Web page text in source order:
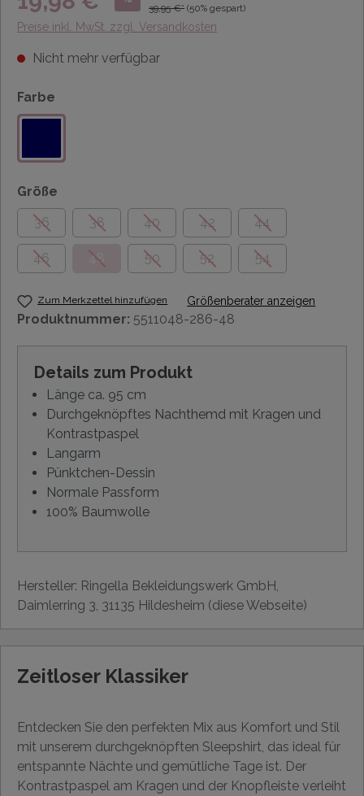
39,95 €* (50% gespart)
Preise inkl. MwSt. zzgl. Versandkosten
Nicht mehr verfügbar
Farbe
Größe
36
38 40 42 44
46 48 50 52 54
Zum Merkzettel hinzufügen Größenberater anzeigen
Produktnummer: 5511048-286-48
Details zum Produkt
Länge ca. 95 cm
Durchgeknöpftes Nachthemd mit Kragen und
Kontrastpaspel
Langarm
Pünktchen-Dessin
Normale Passform
100% Baumwolle
Hersteller: Ringella Bekleidungswerk GmbH,
Daimlerring 3, 31135 Hildesheim (diese Webseite)
Zeitloser Klassiker
Entdecken Sie den perfekten Mix aus Komfort und Stil
mit unserem durchgeknöpften Sleepshirt, das ideal für
entspannte Nächte und gemütliche Tage ist. Der
Kontrastpaspel am Kragen und der Knopfleiste verleiht